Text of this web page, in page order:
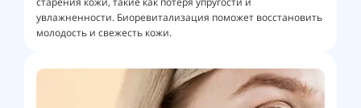
увлажненности. Биоревитализация поможет восстановить
молодость и свежесть кожи.